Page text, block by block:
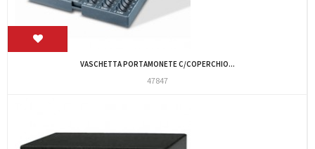
VASCHETTA PORTAMONETE C/COPERCHIO...
47847